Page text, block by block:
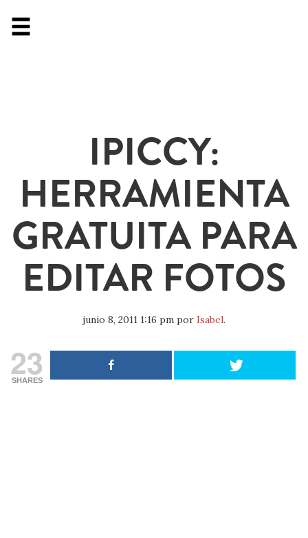
IPICCY:
HERRAMIENTA
GRATUITA PARA
EDITAR FOTOS
junio 8, 2011 1:16 pm por Isabel.
23
SHARES